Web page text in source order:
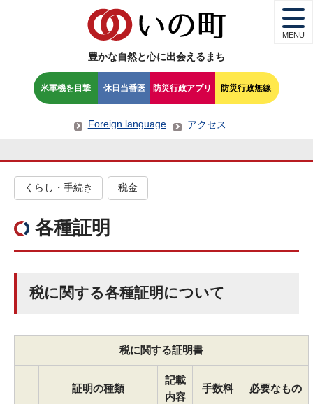
豊かな自然と心に出会えるまち
米軍機を目撃 休日当番医 防災行政アプリ 防災行政無線
Foreign language アクセス
MENU
くらし・手続き 税金
各種証明
税に関する各種証明について
税に関する証明書
証明の種類
記載
内容
手数料 必要なもの